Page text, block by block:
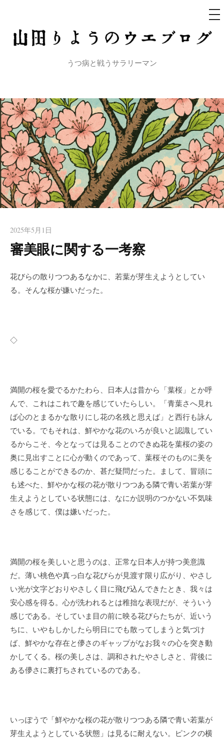
ン
へ
ス
キ
ッ
プ
うつ病と戦うサラリーマン
メ
ニ
2025年5月1日
審美眼に関する一考察
花びらの散りつつあるなかに、若葉が芽生えようとしてい
る。そんな桜が嫌いだった。
◇
満開の桜を愛でるかたわら、日本人は昔から「葉桜」とか呼
んで、これはこれで趣を感じていたらしい。「青葉さへ見れ
ば心のとまるかな散りにし花の名残と思えば」と西行も詠ん
でいる。でもそれは、鮮やかな花のいろが良いと認識してい
るからこそ、今となっては見ることのできぬ花を葉桜の姿の
奥に見出すことに心が動くのであって、葉桜そのものに美を
感じることができるのか、甚だ疑問だった。まして、冒頭に
も述べた、鮮やかな桜の花が散りつつある隣で青い若葉が芽
生えようとしている状態には、なにか説明のつかない不気味
さを感じて、僕は嫌いだった。
満開の桜を美しいと思うのは、正常な日本人が持つ美意識
だ。薄い桃色や真っ白な花びらが見渡す限り広がり、やさし
い光が文字どおりやさしく目に飛び込んできたとき、我々は
安心感を得る。心が洗われるとは稚拙な表現だが、そういう
感じである。そしていま目の前に映る花びらたちが、近いう
ちに、いやもしかしたら明日にでも散ってしまうと気づけ
ば、鮮やかな存在と儚さのギャップがなお我々の心を突き動
かしてくる。桜の美しさは、調和されたやさしさと、背後に
ある儚さに裏打ちされているのである。
いっぽうで「鮮やかな桜の花が散りつつある隣で青い若葉が
芽生えようとしている状態」は見るに耐えない。ピンクの横